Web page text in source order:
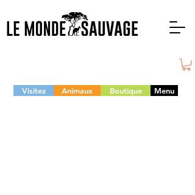
Visitez Animaux Boutique Menu